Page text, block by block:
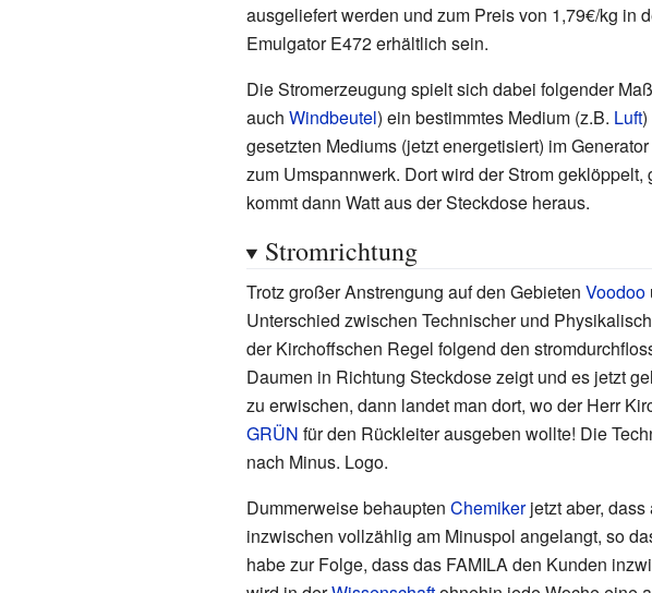
ausgeliefert werden und zum Preis von 1,79€/kg in
Emulgator E472 erhältlich sein.
Die Stromerzeugung spielt sich dabei folgender
auch Windbeutel) ein bestimmtes Medium (z.B. Luft)
gesetzten Mediums (jetzt energetisiert) im
zum Umspannwerk. Dort wird der Strom
kommt dann Watt aus der Steckdose heraus.
Stromrichtung
Trotz großer Anstrengung auf den Gebieten Voodoo
Unterschied zwischen Technischer und
der Kirchoffschen Regel folgend den
Daumen in Richtung Steckdose zeigt und es jetzt
zu erwischen, dann landet man dort, wo der Herr
GRÜN für den Rückleiter ausgeben wollte! Die
nach Minus. Logo.
Dummerweise behaupten Chemikerjetzt aber, dass
inzwischen vollzählig am Minuspol angelangt, so
habe zur Folge, dass das FAMILA den Kunden